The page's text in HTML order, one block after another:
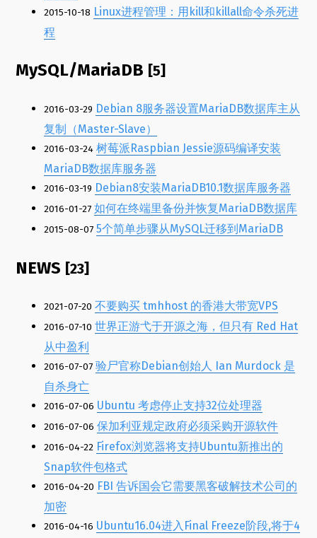
2015-10-18 Linux进程管理：用kill和killall命令杀死进
程
MySQL/MariaDB [5]
2016-03-29 Debian 8服务器设置MariaDB数据库主从
复制（Master-Slave）
2016-03-24 树莓派Raspbian Jessie源码编译安装
MariaDB数据库服务器
2016-03-19 Debian8安装MariaDB10.1数据库服务器
2016-01-27 如何在终端里备份并恢复MariaDB数据库
2015-08-07 5个简单步骤从MySQL迁移到MariaDB
NEWS [23]
2021-07-20 不要购买 tmhhost 的香港大带宽VPS
2016-07-10 世界正游弋于开源之海，但只有 Red Hat
从中盈利
2016-07-07 验尸官称Debian创始人 Ian Murdock 是
自杀身亡
2016-07-06 Ubuntu 考虑停止支持32位处理器
2016-07-06 保加利亚规定政府必须采购开源软件
2016-04-22 Firefox浏览器将支持Ubuntu新推出的
Snap软件包格式
2016-04-20 FBI 告诉国会它需要黑客破解技术公司的
加密
2016-04-16 Ubuntu16.04进入Final Freeze阶段,将于4